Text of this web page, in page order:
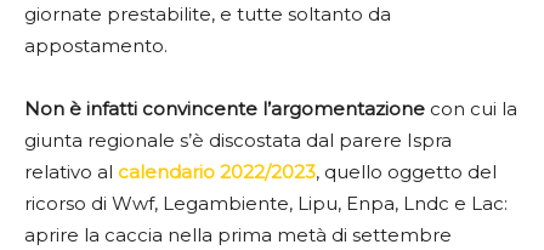
giornate prestabilite, e tutte soltanto da
appostamento.
Non è infatti convincente l’argomentazione con cui la
giunta regionale s’è discostata dal parere Ispra
relativo al calendario 2022/2023, quello oggetto del
ricorso di Wwf, Legambiente, Lipu, Enpa, Lndc e Lac:
aprire la caccia nella prima metà di settembre